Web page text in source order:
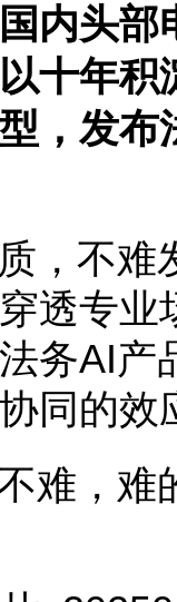
内头
十年
，发
，不难
透专
务AI
同的效
难，难